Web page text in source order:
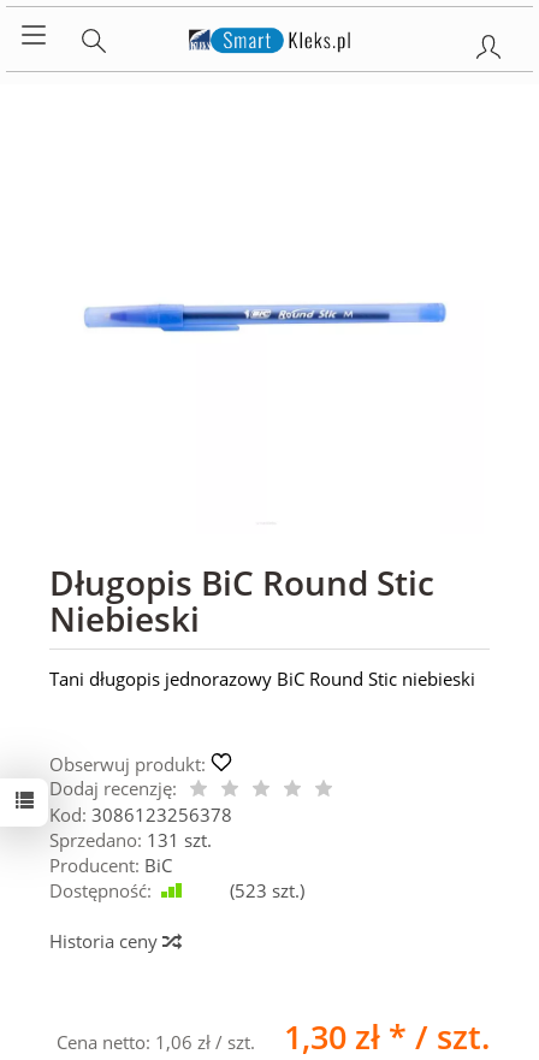
Długopis BiC Round Stic
Niebieski
Tani długopis jednorazowy BiC Round Stic niebieski
Obserwuj produkt:
Dodaj recenzję:
Kod: 3086123256378
Sprzedano: 131 szt.
Producent: BiC
Dostępność:
(523 szt.)
Historia ceny
Cena netto: 1,06 zł / szt. 1,30 zł * / szt.